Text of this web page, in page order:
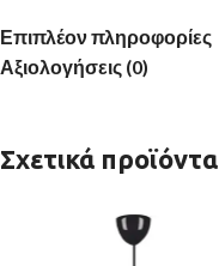
Επιπλέον πληροφορίες
Αξιολογήσεις (0)
Σχετικά προϊόντα